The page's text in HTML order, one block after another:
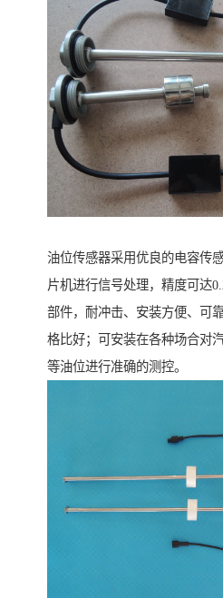
油位传感器采用优良的电容传
片机进行信号处理，精度可达
部件，耐冲击、安装方便、可
格比好；可安装在各种场合对
等油位进行准确的测控。